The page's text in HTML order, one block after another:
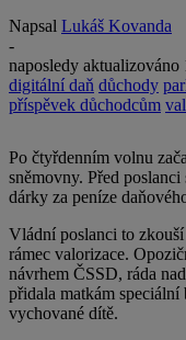
Napsal Lukáš Kovanda
-
naposledy aktualizováno
digitální daň důchody
příspěvek důchodcům
Po čtyřdenním volnu
sněmovny. Před
dárky za peníze
Vládní poslanci to
rámec valorizace.
návrhem ČSSD, ráda
přidala matkám speciální
vychované dítě.